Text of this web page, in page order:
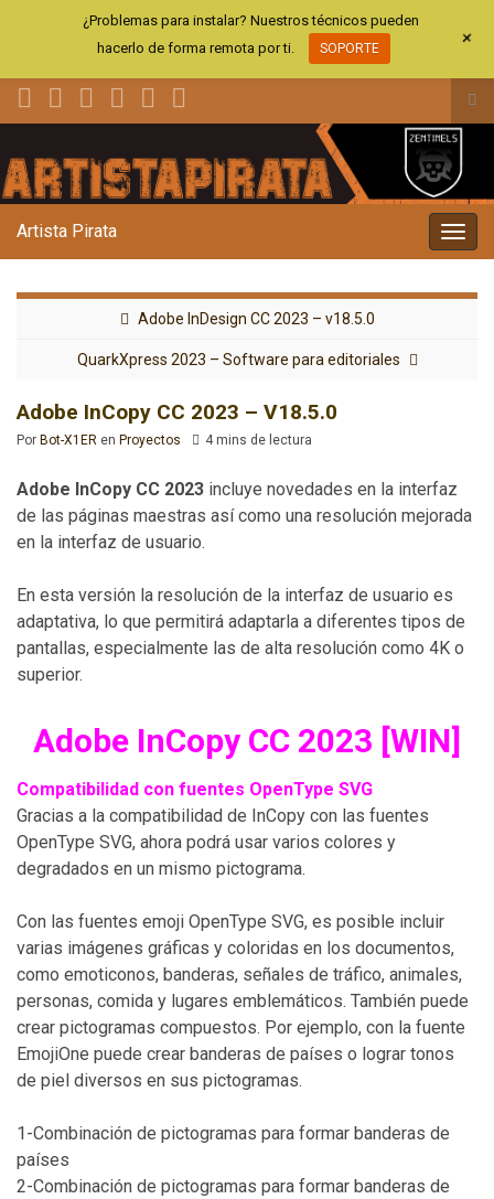
el
la
Artista Pirata
Adobe InDesign CC 2023 – v18.5.0
QuarkXpress 2023 – Software para editoriales
Adobe InCopy CC 2023 – V18.5.0
Por Bot-X1ER en Proyectos 4 mins de lectura
Adobe InCopy CC 2023 incluye novedades en la interfaz
de las páginas maestras así como una resolución mejorada
en la interfaz de usuario.
En esta versión la resolución de la interfaz de usuario es
adaptativa, lo que permitirá adaptarla a diferentes tipos de
pantallas, especialmente las de alta resolución como 4K o
superior.
Adobe InCopy CC 2023 [WIN]
Compatibilidad con fuentes OpenType SVG
Gracias a la compatibilidad de InCopy con las fuentes
OpenType SVG, ahora podrá usar varios colores y
degradados en un mismo pictograma.
Con las fuentes emoji OpenType SVG, es posible incluir
varias imágenes gráficas y coloridas en los documentos,
como emoticonos, banderas, señales de tráfico, animales,
personas, comida y lugares emblemáticos. También puede
crear pictogramas compuestos. Por ejemplo, con la fuente
EmojiOne puede crear banderas de países o lograr tonos
de piel diversos en sus pictogramas.
1-Combinación de pictogramas para formar banderas de
países
2-Combinación de pictogramas para formar banderas de
¿Problemas para instalar? Nuestros técnicos pueden
hacerlo de forma remota por ti.
SOPORTE +